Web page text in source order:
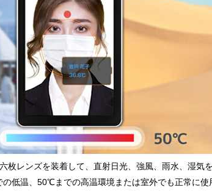
枚レンズを装着して、直射日光、強風、雨水、湿気
低温、50℃までの高温環境または室外でも正常に使